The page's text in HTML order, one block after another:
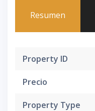
Resumen
Property ID
Precio
Property Type